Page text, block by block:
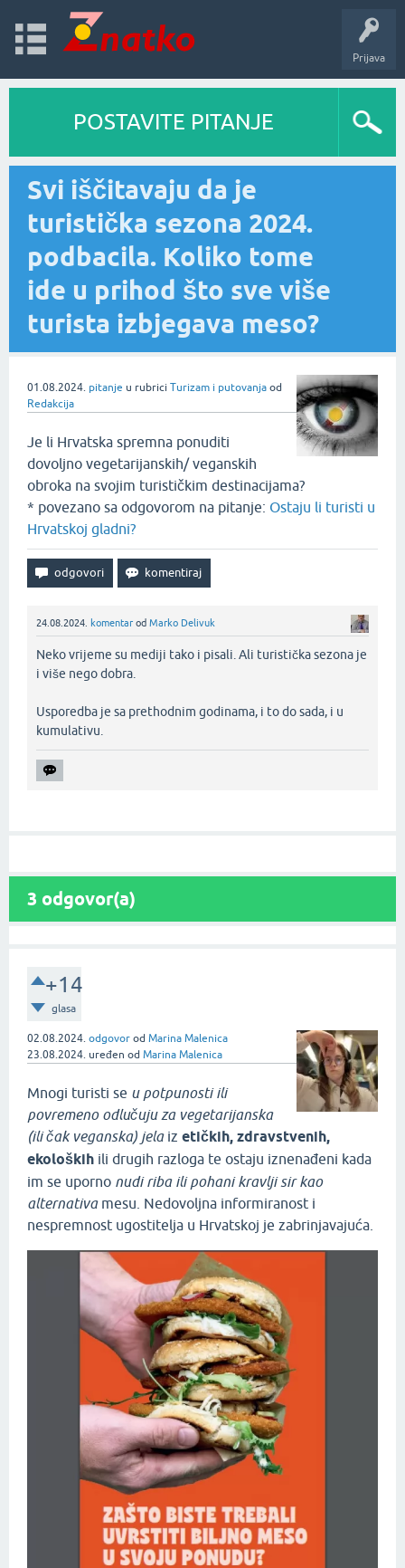
Prijava
POSTAVITE PITANJE
Svi iščitavaju da je
turistička sezona 2024.
podbacila. Koliko tome
ide u prihod što sve više
turista izbjegava meso?
01.08.2024. pitanje u rubrici Turizam i putovanja od
Redakcija
Je li Hrvatska spremna ponuditi
dovoljno vegetarijanskih/ veganskih
obroka na svojim turističkim destinacijama?
* povezano sa odgovorom na pitanje: Ostaju li turisti u
Hrvatskoj gladni?
24.08.2024. komentar od Marko Delivuk
Neko vrijeme su mediji tako i pisali. Ali turistička sezona je
i više nego dobra.
Usporedba je sa prethodnim godinama, i to do sada, i u
kumulativu.‌
3 odgovor(a)
+14
glasa
02.08.2024. odgovor od Marina Malenica
23.08.2024. uređen od Marina Malenica
Mnogi turisti se u potpunosti ili
povremeno odlučuju za vegetarijanska
(ili čak veganska) jelaiz etičkih, zdravstvenih,
ekoloških ili drugih razloga te ostaju iznenađeni kada
im se uporno nudi riba ili pohani kravlji sir kao
alternativamesu. Nedovoljna informiranost i
nespremnost ugostitelja u Hrvatskoj je zabrinjavajuća.